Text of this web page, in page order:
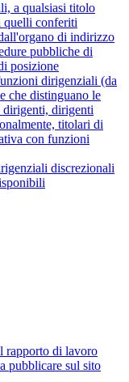
a qualsiasi titolo
conferiti
di indirizzo
pubbliche di
posizione
dirigenziali (da
che distinguano le
dirigenti, dirigenti
titolari di
con funzioni
discrezionali
rapporto di lavoro
pubblicare sul sito